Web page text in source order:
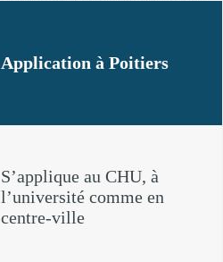
Application à Poitiers
S’applique au CHU, à
l’université comme en
centre-ville